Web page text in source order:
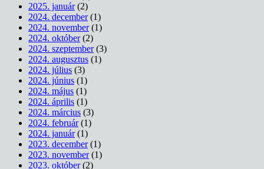
2025. január(2)
2024. december(1)
2024. november(1)
2024. október(2)
2024. szeptember(3)
2024. augusztus (1)
2024. július (3)
2024. június (1)
2024. május (1)
2024. április (1)
2024. március (3)
2024. február(1)
2024. január(1)
2023. december(1)
2023. november(1)
2023. október(2)